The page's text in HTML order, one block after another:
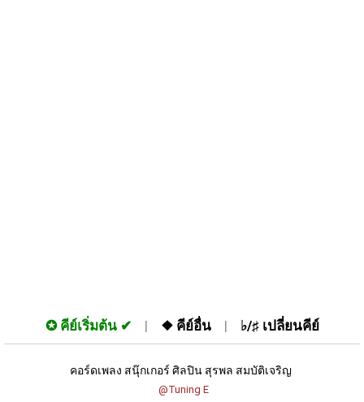
✪ คีย์เริ่มต้น ❖ คีย์อื่น ♭/♯ เปลี่ยนคีย์
คอร์ดเพลง สนุ๊กเกอร์ ศิลปิน สุรพล สมบัติเจริญ
@Tuning E